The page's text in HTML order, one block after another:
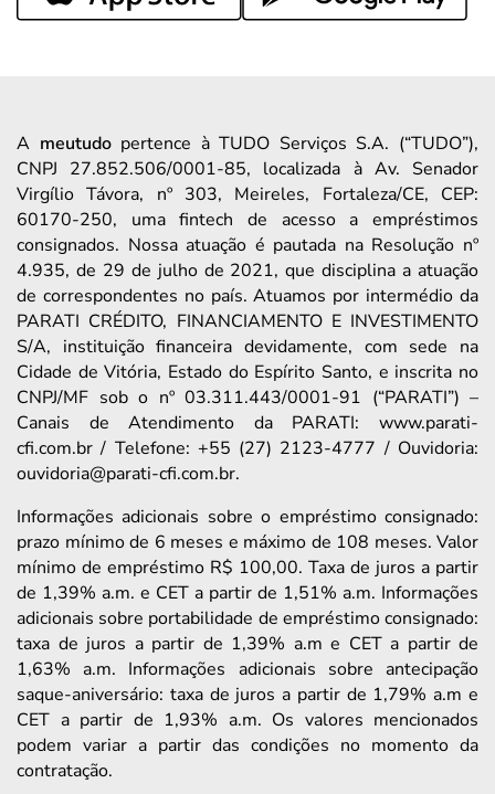
A meutudopertence à TUDO Serviços S.A. (“TUDO”),
CNPJ 27.852.506/0001-85, localizada à Av. Senador
Virgílio Távora, nº 303, Meireles, Fortaleza/CE, CEP:
60170-250, uma fintech de acesso a empréstimos
consignados. Nossa atuação é pautada na Resolução nº
4.935, de 29 de julho de 2021, que disciplina a atuação
de correspondentes no país. Atuamos por intermédio da
PARATI CRÉDITO, FINANCIAMENTO E INVESTIMENTO
S/A, instituição financeira devidamente, com sede na
Cidade de Vitória, Estado do Espírito Santo, e inscrita no
CNPJ/MF sob o nº 03.311.443/0001-91 (“PARATI”) –
Canais de Atendimento da PARATI: www.parati-
cfi.com.br / Telefone: +55 (27) 2123-4777 / Ouvidoria:
ouvidoria@parati-cfi.com.br.
Informações adicionais sobre o empréstimo consignado:
prazo mínimo de 6 meses e máximo de 108 meses. Valor
mínimo de empréstimo R$ 100,00. Taxa de juros a partir
de 1,39% a.m. e CET a partir de 1,51% a.m. Informações
adicionais sobre portabilidade de empréstimo consignado:
taxa de juros a partir de 1,39% a.m e CET a partir de
1,63% a.m. Informações adicionais sobre antecipação
saque-aniversário: taxa de juros a partir de 1,79% a.m e
CET a partir de 1,93% a.m. Os valores mencionados
podem variar a partir das condições no momento da
contratação.